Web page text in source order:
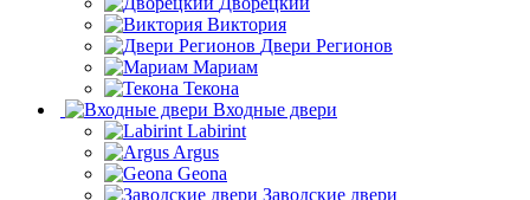
Виктория
Двери Регионов
Мариам
Текона
Входные двери
Labirint
Argus
Geona
Заводские двери